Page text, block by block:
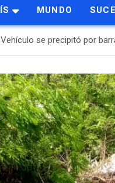
MUNDO
Vehículo se precipitó por